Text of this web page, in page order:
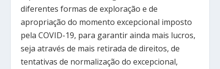
diferentes formas de exploração e de
apropriação do momento excepcional imposto
pela COVID-19, para garantir ainda mais lucros,
seja através de mais retirada de direitos, de
tentativas de normalização do excepcional,